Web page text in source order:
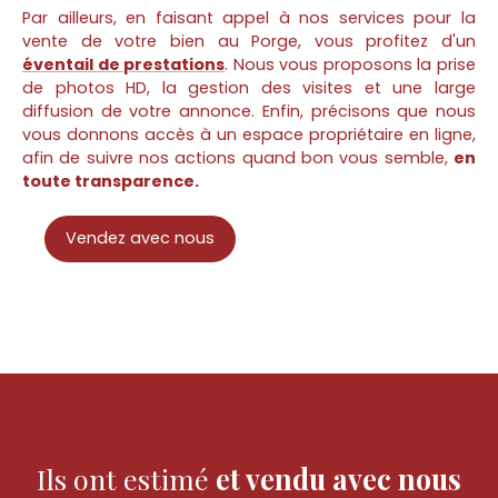
Par ailleurs, en faisant appel à nos services pour la
vente de votre bien au Porge, vous profitez d'un
éventail de prestations. Nous vous proposons la prise
de photos HD, la gestion des visites et une large
diffusion de votre annonce. Enfin, précisons que nous
vous donnons accès à un espace propriétaire en ligne,
afin de suivre nos actions quand bon vous semble, en
toute transparence.
Vendez avec nous
Ils ont estimé et vendu avec nous